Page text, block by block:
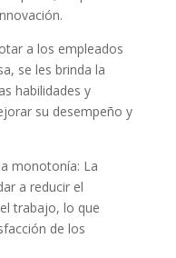
a los empleados
se les brinda la
habilidades y
su desempeño y
monotonía: La
a reducir el
trabajo, lo que
de los